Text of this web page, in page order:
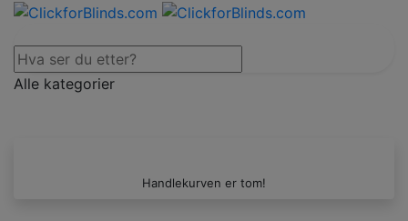
Alle kategorier
Handlekurven er tom!